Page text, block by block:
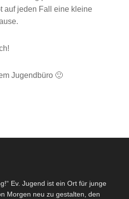
auf jeden Fall eine kleine
Jugendbüro 🙂
Ev. Jugend ist ein Ort für junge
Morgen neu zu gestalten, den